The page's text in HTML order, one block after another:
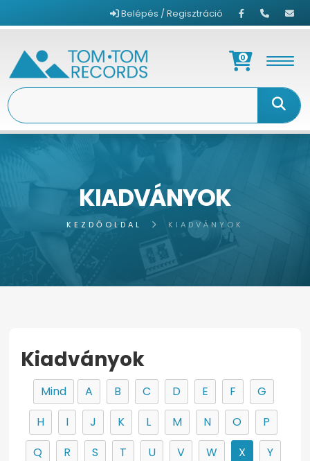
Belépés / Regisztráció
0
KIADVÁNYOK
KEZDŐOLDAL KIADVÁNYOK
Kiadványok
Mind A B C D E F
G
H
I J K L M N O
P
Q
R S T U V W X
Y